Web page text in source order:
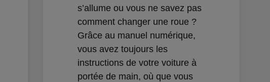
s’allume ou vous ne savez pas
comment changer une roue ?
Grâce au manuel numérique,
vous avez toujours les
instructions de votre voiture à
portée de main, où que vous